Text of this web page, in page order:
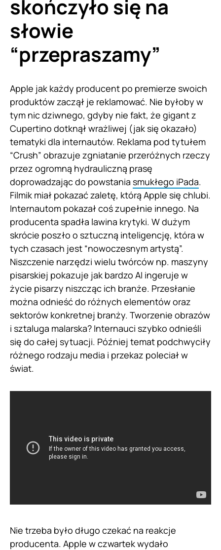
skończyło się na
słowie
“przepraszamy”
Apple jak każdy producent po premierze swoich
produktów zaczął je reklamować. Nie byłoby w
tym nic dziwnego, gdyby nie fakt, że gigant z
Cupertino dotknął wrażliwej (jak się okazało)
tematyki dla internautów. Reklama pod tytułem
“Crush” obrazuje zgniatanie przeróżnych rzeczy
przez ogromną hydrauliczną prasę
doprowadzając do powstania smukłego iPada.
Filmik miał pokazać zaletę, którą Apple się chlubi.
Internautom pokazał coś zupełnie innego. Na
producenta spadła lawina krytyki. W dużym
skrócie poszło o sztuczną inteligencję, która w
tych czasach jest “nowoczesnym artystą”.
Niszczenie narzędzi wielu twórców np. maszyny
pisarskiej pokazuje jak bardzo AI ingeruje w
życie pisarzy niszcząc ich branże. Przesłanie
można odnieść do różnych elementów oraz
sektorów konkretnej branży. Tworzenie obrazów
i sztaluga malarska? Internauci szybko odnieśli
się do całej sytuacji. Później temat podchwyciły
różnego rodzaju media i przekaz poleciał w
świat.
Nie trzeba było długo czekać na reakcje
producenta. Apple w czwartek wydało